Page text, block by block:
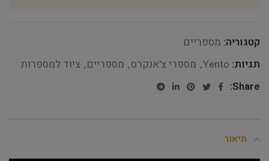
קטגוריה: מספריים
תגיות: Yento
, מספרי צ'אנקרס, מספריים, ציוד למספרות
Share:
תיאור